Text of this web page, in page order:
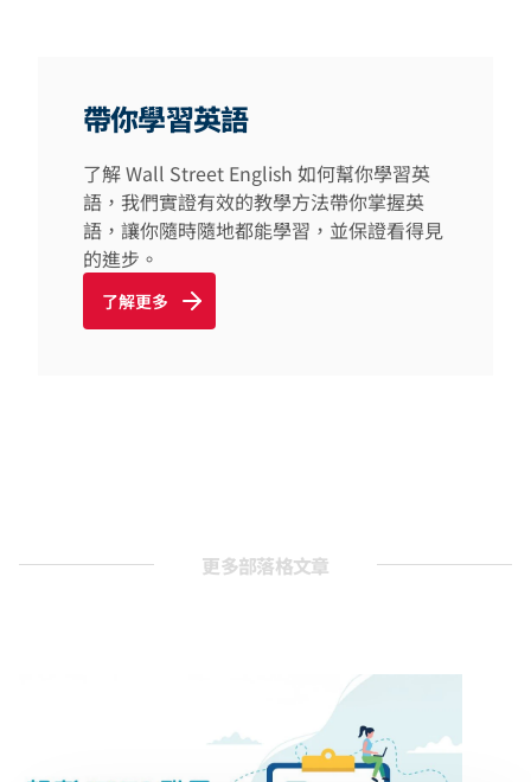
帶你學習英語
了解 Wall Street English 如何幫你學習英
語，我們實證有效的教學方法帶你掌握英
語，讓你隨時隨地都能學習，並保證看得見
的進步。
了解更多
更多部落格文章